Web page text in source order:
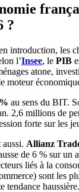
?
introduction, les
l’Insee, le PIB
atone,
moteur
au sens du BIT.
2,6 millions de
forte sur les
Allianz
de 6 % sur un
liés à la
sont les
tendance haussière.